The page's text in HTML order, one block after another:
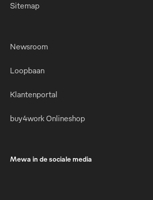
Sitemap
Newsroom
Loopbaan
Klantenportal
buy4work Onlineshop
Mewa in de sociale media